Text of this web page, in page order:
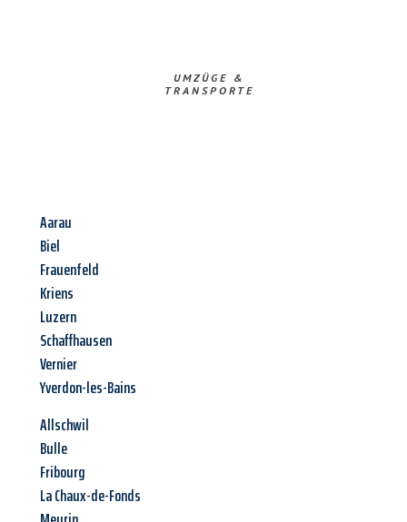
UMZÜGE &
TRANSPORTE
Aarau
Biel
Frauenfeld
Kriens
Luzern
Schaffhausen
Vernier
Yverdon-les-Bains
Allschwil
Bulle
Fribourg
La Chaux-de-Fonds